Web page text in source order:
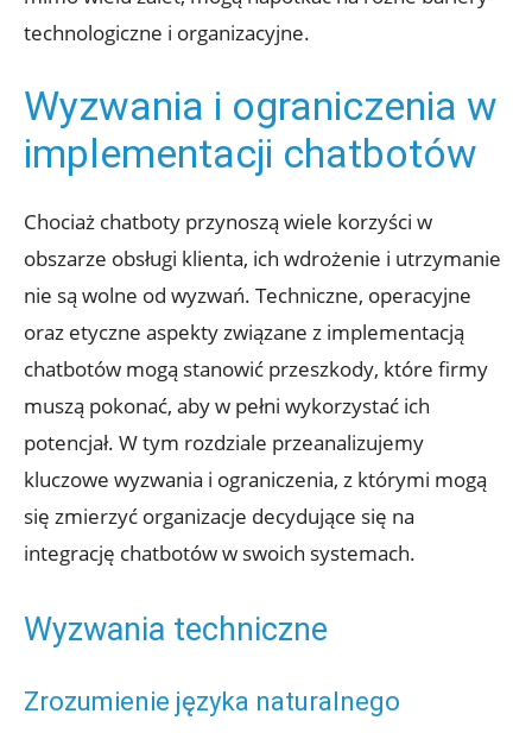
technologiczne i organizacyjne.
Wyzwania i ograniczenia w
implementacji chatbotów
Chociaż chatboty przynoszą wiele korzyści w
obszarze obsługi klienta, ich wdrożenie i utrzymanie
nie są wolne od wyzwań. Techniczne, operacyjne
oraz etyczne aspekty związane z implementacją
chatbotów mogą stanowić przeszkody, które firmy
muszą pokonać, aby w pełni wykorzystać ich
potencjał. W tym rozdziale przeanalizujemy
kluczowe wyzwania i ograniczenia, z którymi mogą
się zmierzyć organizacje decydujące się na
integrację chatbotów w swoich systemach.
Wyzwania techniczne
Zrozumienie języka naturalnego